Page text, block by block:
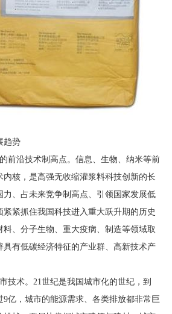
趋势
前沿技术制高点。信息、生物、纳米等前
核，是高强无收缩灌浆料科技创新的长
、占未来竞争制高点、引领国家发展低
紧抓住我国科技进入重大跃升期的历史
、分子生物、重大疫病、制造等领域取
有低碳经济特征的产业群、高新技术产
技术。21世纪是我国城市化的世纪，到
9亿，城市的能源需求、各类排放都非常巨